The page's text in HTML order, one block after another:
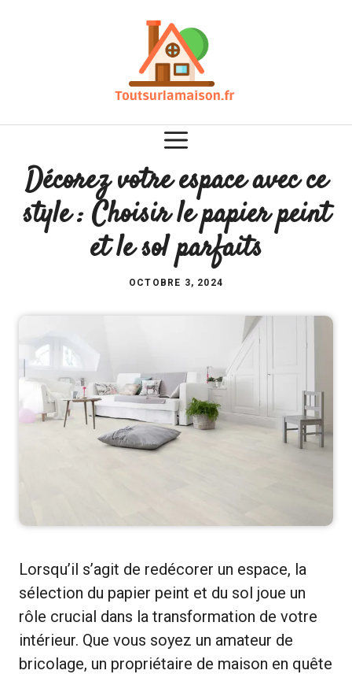
Décorez votre espace avec ce
style : Choisir le papier peint
et le sol parfaits
OCTOBRE 3, 2024
Lorsqu’il s’agit de redécorer un espace, la
sélection du papier peint et du sol joue un
rôle crucial dans la transformation de votre
intérieur. Que vous soyez un amateur de
bricolage, un propriétaire de maison en quête